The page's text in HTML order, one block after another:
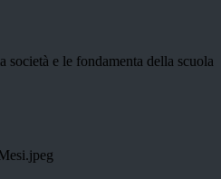
e le fondamenta della scuola